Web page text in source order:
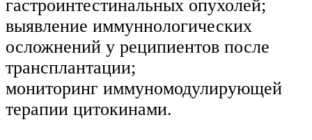
гастроинтестинальных опухолей;
выявление иммуннологических
осложнений у реципиентов после
трансплантации;
мониторинг иммуномодулирующей
терапии цитокинами.